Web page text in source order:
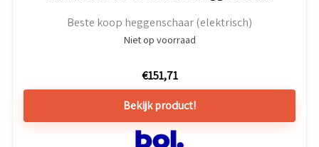
Beste koop heggenschaar (elektrisch)
Niet op voorraad
€151,71
Bekijk product!